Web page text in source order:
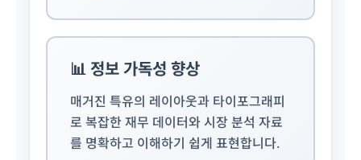
📊 정보 가독성 향상
매거진 특유의 레이아웃과 타이포그래피
로 복잡한 재무 데이터와 시장 분석 자료
를 명확하고 이해하기 쉽게 표현합니다.